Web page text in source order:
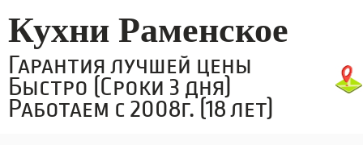
Кухни Раменское
Гарантия лучшей цены
Быстро (Сроки 3 дня)
Работаем с 2008г. (18 лет)